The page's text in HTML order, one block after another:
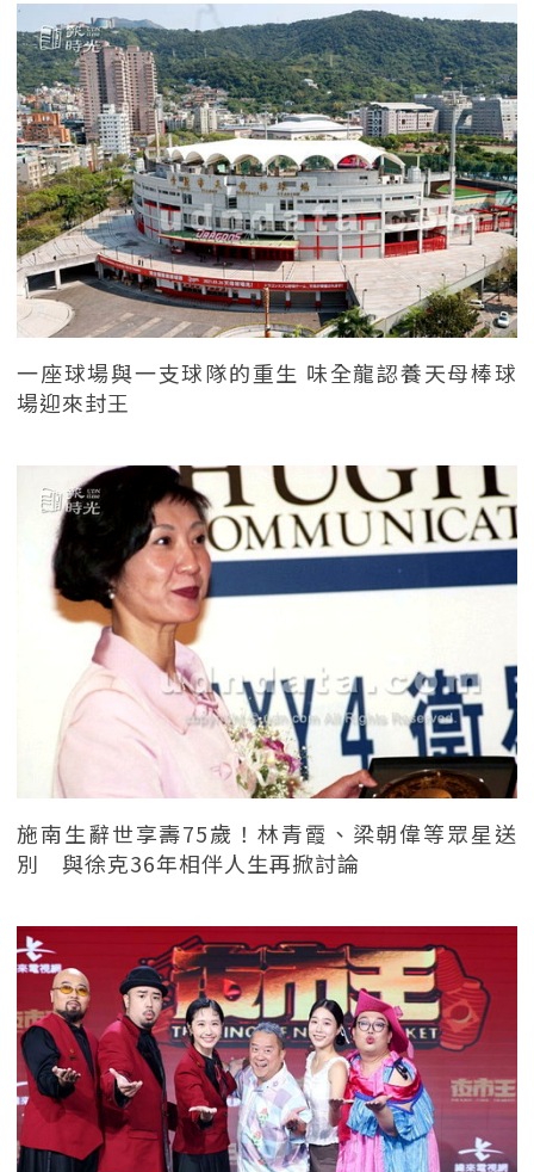
一座球場與一支球隊的重生 味全龍認養天母棒球
場迎來封王
施南生辭世享壽75歲！林青霞、梁朝偉等眾星送
別 與徐克36年相伴人生再掀討論